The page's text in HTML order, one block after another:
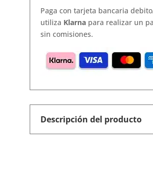
Paga con tarjeta bancaria
utiliza Klarna para realizar un
sin comisiones.
Descripción del producto